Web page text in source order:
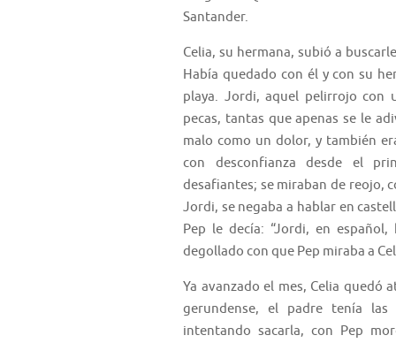
Santander.
Celia, su hermana, subió a
Había quedado con él y con su
playa. Jordi, aquel pelirrojo con
pecas, tantas que apenas se le
malo como un dolor, y también
con desconfianza desde el
desafiantes; se miraban de reojo,
Jordi, se negaba a hablar en
Pep le decía: “Jordi, en
degollado con que Pep miraba a
Ya avanzado el mes, Celia quedó
gerundense, el padre tenía las
intentando sacarla, con Pep